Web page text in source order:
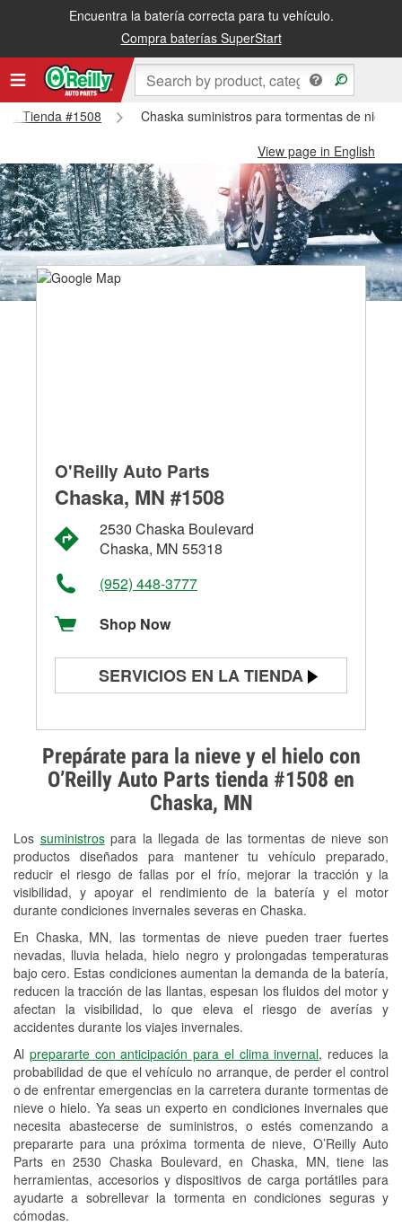
Encuentra la batería correcta para tu vehículo.
Compra baterías SuperStart
Tienda #1508
Chaska suministros para tormentas de nieve
View page in English
Prepárate para la nieve y el hielo con
O’Reilly Auto Parts tienda #1508 en
Chaska, MN
Los suministrospara la llegada de las tormentas de nieve son
productos diseñados para mantener tu vehículo preparado,
reducir el riesgo de fallas por el frío, mejorar la tracción y la
visibilidad, y apoyar el rendimiento de la batería y el motor
durante condiciones invernales severas en Chaska.
En Chaska, MN, las tormentas de nieve pueden traer fuertes
nevadas, lluvia helada, hielo negro y prolongadas temperaturas
bajo cero. Estas condiciones aumentan la demanda de la batería,
reducen la tracción de las llantas, espesan los fluidos del motor y
afectan la visibilidad, lo que eleva el riesgo de averías y
accidentes durante los viajes invernales.
Al prepararte con anticipación para el clima invernal, reduces la
probabilidad de que el vehículo no arranque, de perder el control
o de enfrentar emergencias en la carretera durante tormentas de
nieve o hielo. Ya seas un experto en condiciones invernales que
necesita abastecerse de suministros, o estés comenzando a
prepararte para una próxima tormenta de nieve, O’Reilly Auto
Parts en 2530 Chaska Boulevard, en Chaska, MN, tiene las
herramientas, accesorios y dispositivos de carga portátiles para
ayudarte a sobrellevar la tormenta en condiciones seguras y
cómodas.
O'Reilly Auto Parts
Chaska, MN #1508
2530 Chaska Boulevard
Chaska, MN 55318
(952) 448-3777
Shop Now
SERVICIOS EN LA TIENDA
Prueba de alternadores y
arrancadores
Revisión de la luz "Check Engine"
Reciclaje de baterías y aceite
Instalación de bombillas de faros
Instalación de limpiaparabrisas
Programa de Préstamo de
Herramientas
Rectificación de tambores y discos de
freno
Mangueras hidráulicas a la medida
Snowstorm Supplies
Tornado Supplies
Conoce más